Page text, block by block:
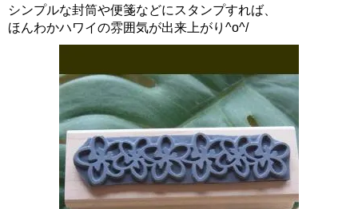
シンプルな封筒や便箋などにスタンプすれば、
ほんわかハワイの雰囲気が出来上がり^o^/